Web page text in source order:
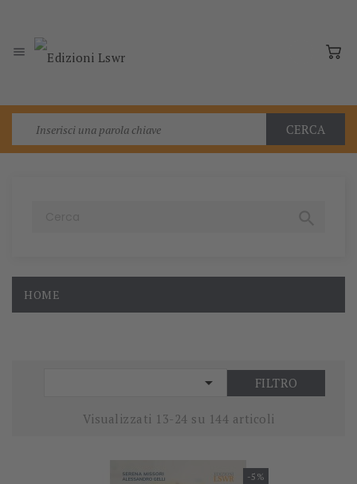

CERCA
HOME
 FILTRO
Visualizzati 13-24 su 144 articoli
-5%